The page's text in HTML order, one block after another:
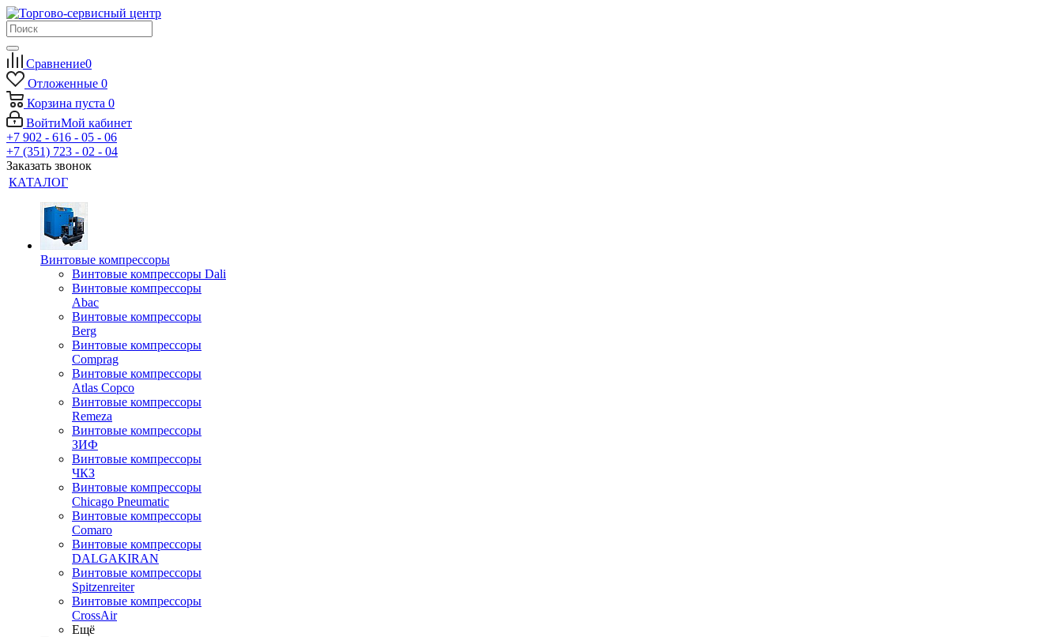
Сравнение0
Отложенные 0
Корзина пуста 0
ВойтиМой кабинет
+7 902 - 616 - 05 - 06
+7 (351) 723 - 02 - 04
Заказать звонок
КАТАЛОГ
Винтовые компрессоры
Винтовые компрессоры Dali
Винтовые компрессоры
Abac
Винтовые компрессоры
Berg
Винтовые компрессоры
Comprag
Винтовые компрессоры
Atlas Copco
Винтовые компрессоры
Remeza
Винтовые компрессоры
ЗИФ
Винтовые компрессоры
ЧКЗ
Винтовые компрессоры
Chicago Pneumatic
Винтовые компрессоры
Comaro
Винтовые компрессоры
DALGAKIRAN
Винтовые компрессоры
Spitzenreiter
Винтовые компрессоры
CrossAir
Ещё